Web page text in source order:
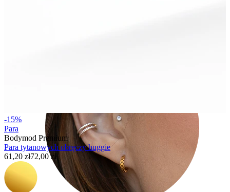
-15%
Para
Bodymod Premium
Para tytanowych obręczy huggie
61,20 zł72,00 zł